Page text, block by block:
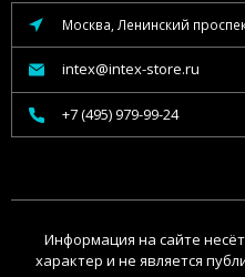
Москва, Ленинский
intex@intex-store.ru
+7 (495) 979-99-24
Информация на сайте
характер и не является